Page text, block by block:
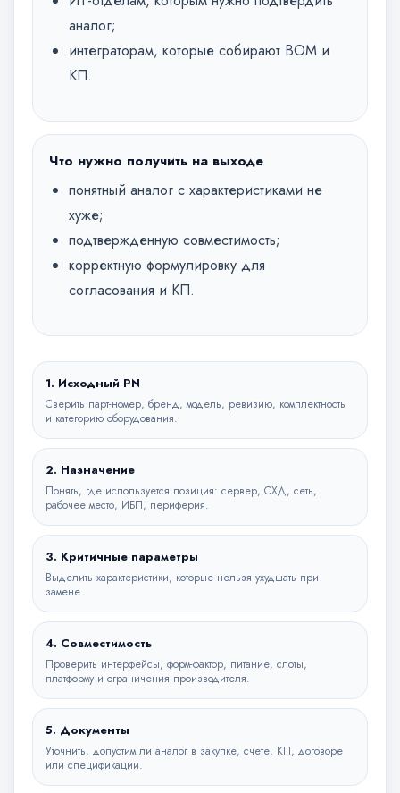
аналог;
интеграторам, которые собирают BOM и
КП.
Что нужно получить на выходе
понятный аналог с характеристиками не
хуже;
подтвержденную совместимость;
корректную формулировку для
согласования и КП.
1. Исходный PN
Сверить парт-номер, бренд, модель, ревизию, комплектность
и категорию оборудования.
2. Назначение
Понять, где используется позиция: сервер, СХД, сеть,
рабочее место, ИБП, периферия.
3. Критичные параметры
Выделить характеристики, которые нельзя ухудшать при
замене.
4. Совместимость
Проверить интерфейсы, форм-фактор, питание, слоты,
платформу и ограничения производителя.
5. Документы
Уточнить, допустим ли аналог в закупке, счете, КП, договоре
или спецификации.